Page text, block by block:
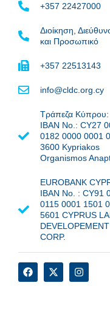
+357 22427000
Διοίκηση,
και Προσωπικό
+357 22513143
info@cldc.org.cy
Τράπεζα Κύπρου:
IBAN No.: CY27
0182 0000 0001
3600 Kypriakos
Organismos
EUROBANK
ΙΒΑΝ Νο. : CY91
0115 0001 1501
5601 CYPRUS
DEVELOPEMENT
CORP.